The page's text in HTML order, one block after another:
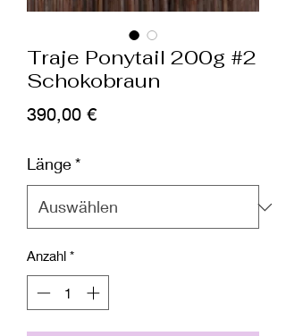
Traje Ponytail 200g #2
Schokobraun
390,00 €Preis
Länge*
Anzahl *